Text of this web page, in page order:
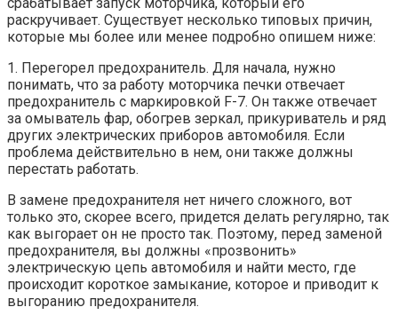
раскручивает. Существует несколько типовых причин,
которые мы более или менее подробно опишем ниже:
1. Перегорел предохранитель. Для начала, нужно
понимать, что за работу моторчика печки отвечает
предохранитель с маркировкой F-7. Он также отвечает
за омыватель фар, обогрев зеркал, прикуриватель и ряд
других электрических приборов автомобиля. Если
проблема действительно в нем, они также должны
перестать работать.
В замене предохранителя нет ничего сложного, вот
только это, скорее всего, придется делать регулярно, так
как выгорает он не просто так. Поэтому, перед заменой
предохранителя, вы должны «прозвонить»
электрическую цепь автомобиля и найти место, где
происходит короткое замыкание, которое и приводит к
выгоранию предохранителя.